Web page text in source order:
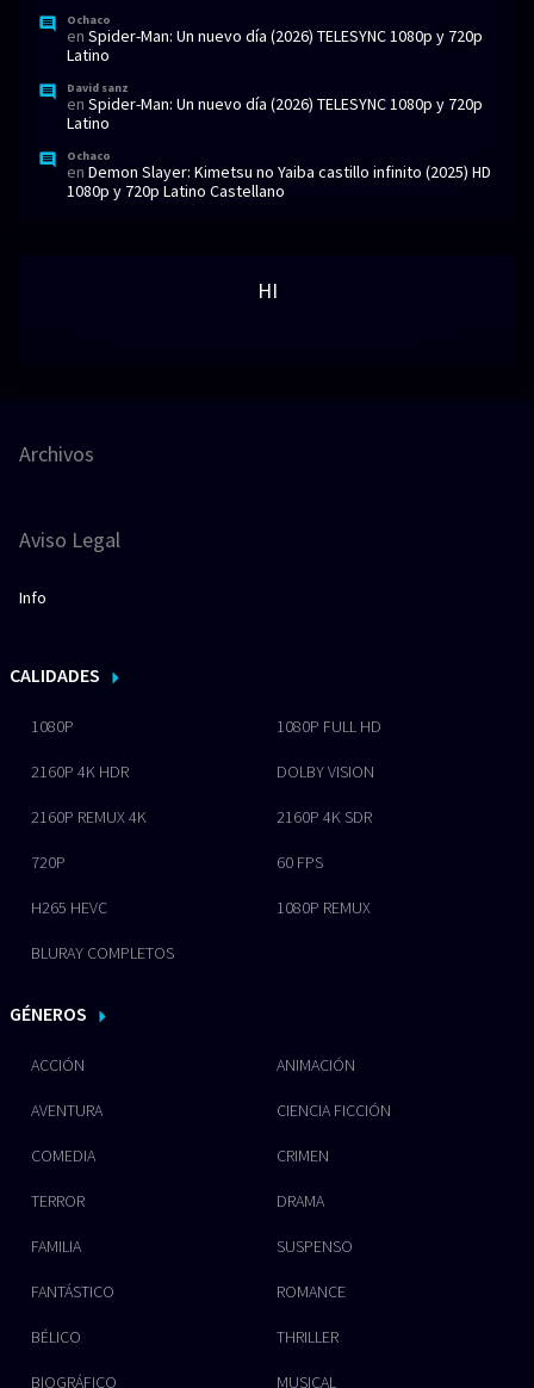
Ochaco
en Spider-Man: Un nuevo día (2026) TELESYNC 1080p y 720p
Latino
David sanz
en Spider-Man: Un nuevo día (2026) TELESYNC 1080p y 720p
Latino
Ochaco
en Demon Slayer: Kimetsu no Yaiba castillo infinito (2025) HD
1080p y 720p Latino Castellano
HI
Archivos
Aviso Legal
Info
CALIDADES
1080P 1080P FULL HD
2160P 4K HDR DOLBY VISION
2160P REMUX 4K 2160P 4K SDR
720P 60 FPS
H265 HEVC 1080P REMUX
BLURAY COMPLETOS
GÉNEROS
ACCIÓN ANIMACIÓN
AVENTURA CIENCIA FICCIÓN
COMEDIA CRIMEN
TERROR DRAMA
FAMILIA SUSPENSO
FANTÁSTICO ROMANCE
BÉLICO THRILLER
BIOGRÁFICO MUSICAL